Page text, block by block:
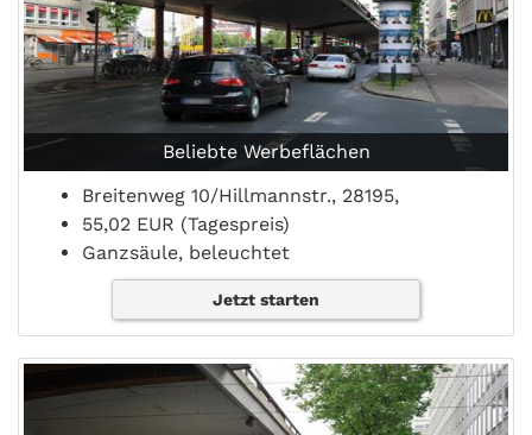
Beliebte Werbeflächen
Breitenweg 10/Hillmannstr., 28195,
55,02 EUR (Tagespreis)
Ganzsäule, beleuchtet
Jetzt starten